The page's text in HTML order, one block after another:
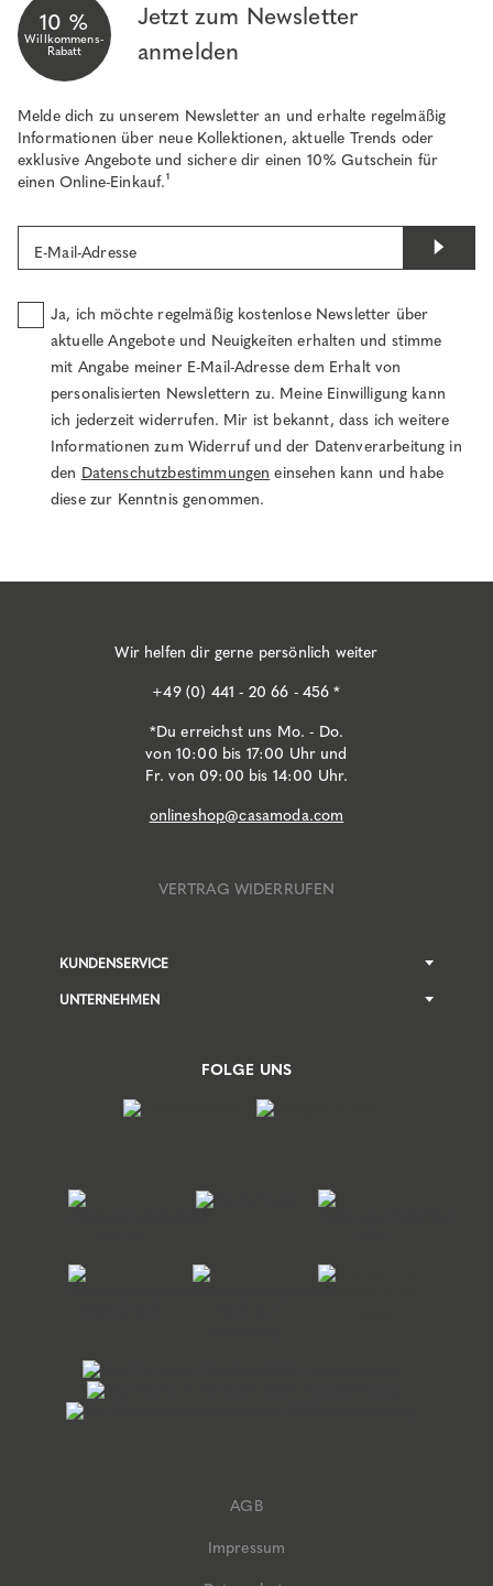
10 %
Willkommens-
Rabatt
Jetzt zum Newsletter
anmelden
Melde dich zu unserem Newsletter an und erhalte regelmäßig
Informationen über neue Kollektionen, aktuelle Trends oder
exklusive Angebote und sichere dir einen 10% Gutschein für
einen Online-Einkauf.¹
E-Mail-Adresse
Ja, ich möchte regelmäßig kostenlose Newsletter über
aktuelle Angebote und Neuigkeiten erhalten und stimme
mit Angabe meiner E-Mail-Adresse dem Erhalt von
personalisierten Newslettern zu. Meine Einwilligung kann
ich jederzeit widerrufen. Mir ist bekannt, dass ich weitere
Informationen zum Widerruf und der Datenverarbeitung in
den Datenschutzbestimmungen einsehen kann und habe
diese zur Kenntnis genommen.
Wir helfen dir gerne persönlich weiter
+49 (0) 441 - 20 66 - 456 *
*Du erreichst uns Mo. - Do.
von 10:00 bis 17:00 Uhr und
Fr. von 09:00 bis 14:00 Uhr.
onlineshop@casamoda.com
VERTRAG WIDERRUFEN
KUNDENSERVICE
UNTERNEHMEN
FOLGE UNS
AGB
Impressum